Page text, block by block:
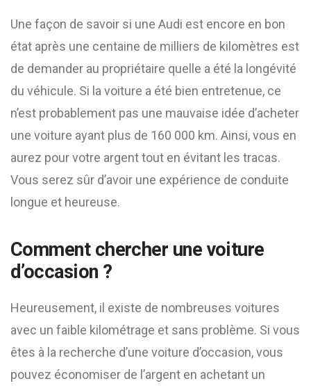
Une façon de savoir si une Audi est encore en bon
état après une centaine de milliers de kilomètres est
de demander au propriétaire quelle a été la longévité
du véhicule. Si la voiture a été bien entretenue, ce
n’est probablement pas une mauvaise idée d’acheter
une voiture ayant plus de 160 000 km. Ainsi, vous en
aurez pour votre argent tout en évitant les tracas.
Vous serez sûr d’avoir une expérience de conduite
longue et heureuse.
Comment chercher une voiture
d’occasion ?
Heureusement, il existe de nombreuses voitures
avec un faible kilométrage et sans problème. Si vous
êtes à la recherche d’une voiture d’occasion, vous
pouvez économiser de l’argent en achetant un